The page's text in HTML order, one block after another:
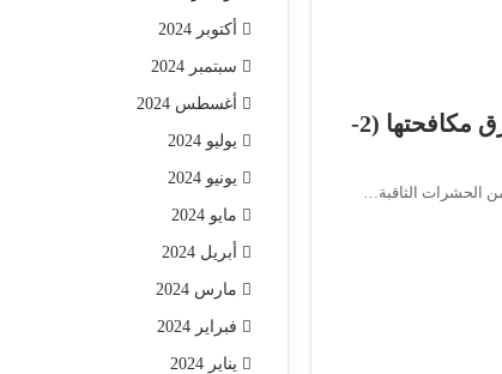
آفات وأمراض الطماطم وطرق مكافحتها (2-
الحشرات الثاقبة…
أكتوبر 2024
سبتمبر 2024
أغسطس 2024
يوليو 2024
يونيو 2024
مايو 2024
أبريل 2024
مارس 2024
فبراير 2024
يناير 2024